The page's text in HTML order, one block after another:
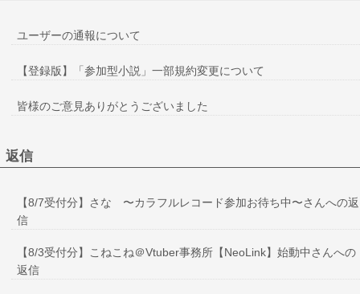
ユーザーの通報について
【登録版】「参加型小説」一部規約変更について
皆様のご意見ありがとうございました
返信
【8/7受付分】さな 〜カラフルレコード参加お待ち中〜さんへの返
信
【8/3受付分】こねこね＠Vtuber事務所【NeoLink】始動中さんへの
返信